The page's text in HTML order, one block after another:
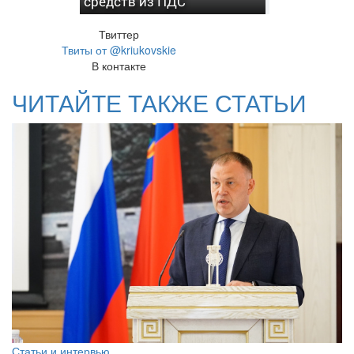
Твиттер
Твиты от @kriukovskie
В контакте
ЧИТАЙТЕ ТАКЖЕ СТАТЬИ